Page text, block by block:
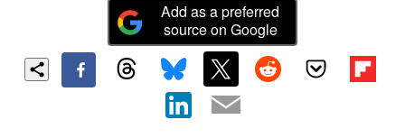
Add as a preferred
source on Google